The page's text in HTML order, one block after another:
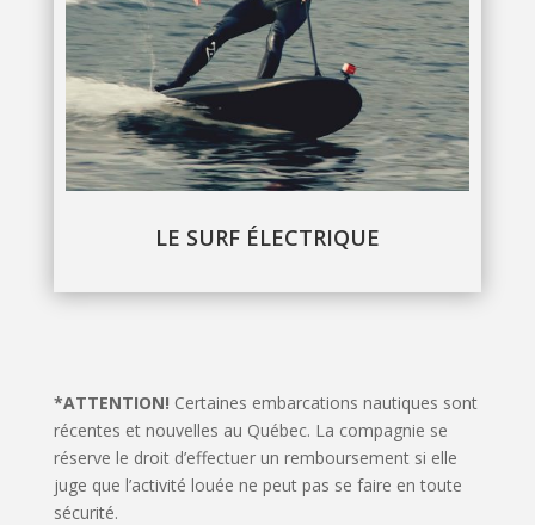
LE SURF ÉLECTRIQUE
*ATTENTION! Certaines embarcations nautiques sont
récentes et nouvelles au Québec. La compagnie se
réserve le droit d’effectuer un remboursement si elle
juge que l’activité louée ne peut pas se faire en toute
sécurité.